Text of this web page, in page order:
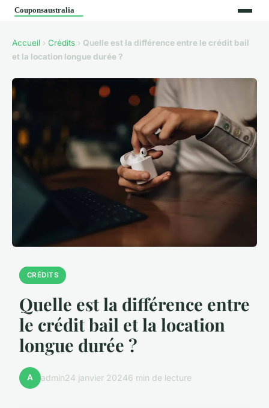
Accueil › Crédits › Quelle est la différence entre le crédit bail
et la location longue durée ?
CRÉDITS
Quelle est la différence entre
le crédit bail et la location
longue durée ?
A admin24 janvier 20246 min de lecture